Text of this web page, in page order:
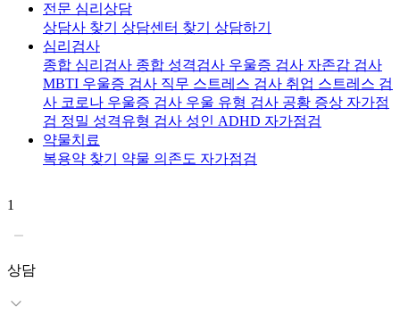
전문 심리상담
상담사 찾기 상담센터 찾기 상담하기
심리검사
종합 심리검사 종합 성격검사 우울증 검사 자존감 검사
MBTI 우울증 검사 직무 스트레스 검사 취업 스트레스 검
사 코로나 우울증 검사 우울 유형 검사 공황 증상 자가점
검 정밀 성격유형 검사 성인 ADHD 자가점검
약물치료
복용약 찾기 약물 의존도 자가점검
1
상담